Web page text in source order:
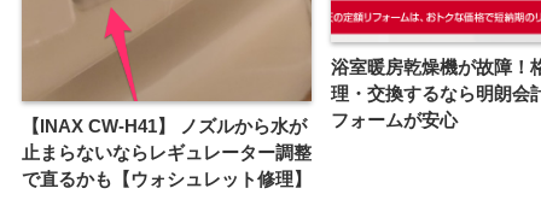
【INAX CW-H41】 ノズルから水が
止まらないならレギュレーター調整
で直るかも【ウォシュレット修理】
浴室暖房乾燥機が故障！
理・交換するなら明朗会
フォームが安心